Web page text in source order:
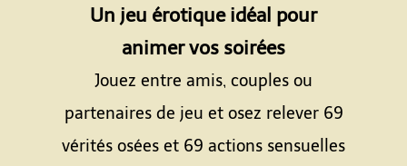
Un jeu érotique idéal pour
animer vos soirées
Jouez entre amis, couples ou
partenaires de jeu et osez relever 69
vérités osées et 69 actions sensuelles